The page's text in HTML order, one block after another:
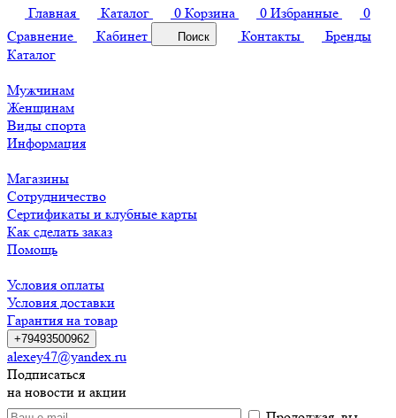
Главная
Каталог 0 Корзина 0 Избранные
0
Сравнение
Кабинет Поиск Контакты
Бренды
Каталог
Мужчинам
Женщинам
Виды спорта
Информация
Магазины
Сотрудничество
Сертификаты и клубные карты
Как сделать заказ
Помощь
Условия оплаты
Условия доставки
Гарантия на товар
+79493500962
alexey47@yandex.ru
Подписаться
на новости и акции